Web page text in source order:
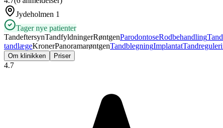
Jydeholmen 1
Tager nye patienter
TandeftersynTandfyldningerRøntgenParodontoseRodbehandling
tandlægeKronerPanoramarøntgenTandblegningImplantat
Om klinikken Priser
4.7